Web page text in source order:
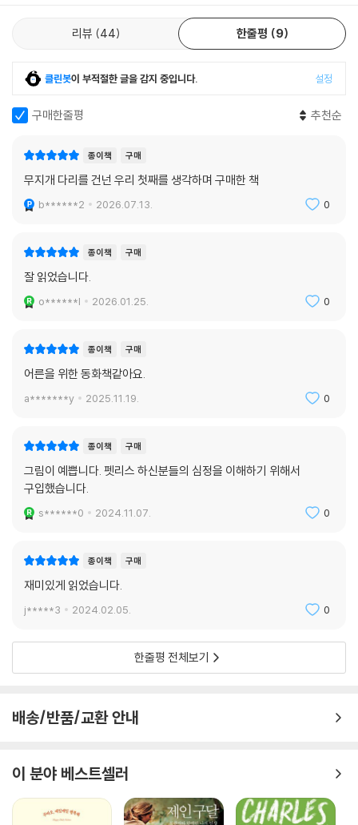
리뷰 44 한줄평 9
클린봇이 부적절한 글을 감지 중입니다. 설정
구매한줄평 추천순
종이책 구매
무지개 다리를 건넌 우리 첫째를 생각하며 구매한 책
b******2 2026.07.13. 0
종이책 구매
잘 읽었습니다.
o******l 2026.01.25. 0
종이책 구매
어른을 위한 동화책같아요.
a*******y 2025.11.19. 0
종이책 구매
그림이 예쁩니다. 펫리스 하신분들의 심정을 이해하기 위해서
구입했습니다.
s******0 2024.11.07. 0
종이책 구매
재미있게 읽었습니다.
j*****3 2024.02.05. 0
한줄평 전체보기
배송/반품/교환 안내
이 분야 베스트셀러